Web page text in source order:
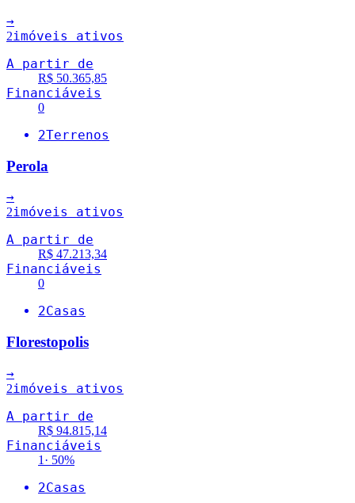
→
2imóveis ativos
A partir de
R$ 50.365,85
Financiáveis
0
2Terrenos
Perola
→
2imóveis ativos
A partir de
R$ 47.213,34
Financiáveis
0
2Casas
Florestopolis
→
2imóveis ativos
A partir de
R$ 94.815,14
Financiáveis
1 · 50%
2Casas